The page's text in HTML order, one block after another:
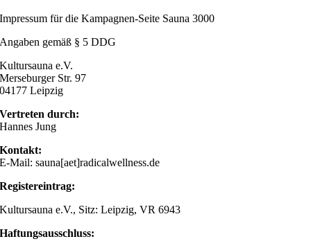
Impressum für die Kampagnen-Seite Sauna 3000
Angaben gemäß § 5 DDG
Kultursauna e.V.
Merseburger Str. 97
04177 Leipzig
Vertreten durch:
Hannes Jung
Kontakt:
E-Mail: sauna[aet]radicalwellness.de
Registereintrag:
Kultursauna e.V., Sitz: Leipzig, VR 6943
Haftungsausschluss: